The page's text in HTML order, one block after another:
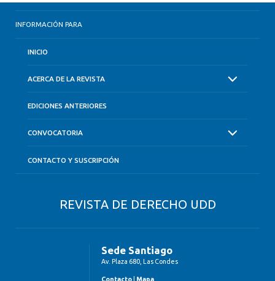
INFORMACIÓN PARA
INICIO
ACERCA DE LA REVISTA
EDICIONES ANTERIORES
CONVOCATORIA
CONTACTO Y SUSCRIPCIÓN
REVISTA DE DERECHO UDD
Sede Santiago
Av. Plaza 680, Las Condes
Contacto Mapa